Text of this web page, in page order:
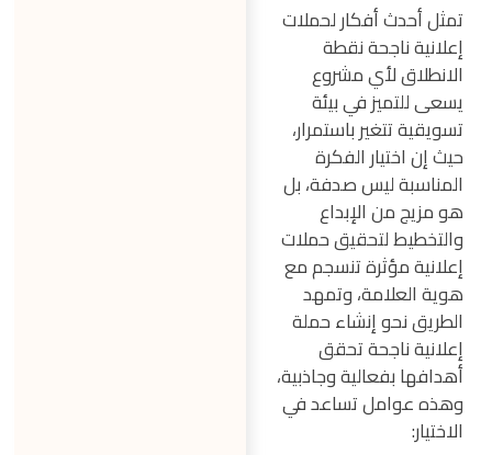
تمثل أحدث أفكار لحملات
إعلانية ناجحة نقطة
الانطلاق لأي مشروع
يسعى للتميز في بيئة
تسويقية تتغير باستمرار،
حيث إن اختيار الفكرة
المناسبة ليس صدفة، بل
هو مزيج من الإبداع
والتخطيط لتحقيق حملات
إعلانية مؤثرة تنسجم مع
هوية العلامة، وتمهد
الطريق نحو إنشاء حملة
إعلانية ناجحة تحقق
أهدافها بفعالية وجاذبية،
وهذه عوامل تساعد في
الاختيار: